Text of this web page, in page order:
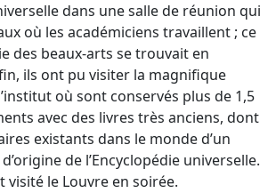
dans une salle de réunion qui
où les académiciens travaillent ; ce
des beaux-arts se trouvait en
ils ont pu visiter la magnifique
où sont conservés plus de 1,5
avec des livres très anciens, dont
existants dans le monde d’un
de l’Encyclopédie universelle.
visité le Louvre en soirée.